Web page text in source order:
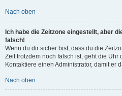
Nach oben
Ich habe die Zeitzone eingestellt, aber
falsch!
Wenn du dir sicher bist, dass du die
Zeit trotzdem noch falsch ist, geht die Uhr
Kontaktiere einen Administrator, damit er
Nach oben